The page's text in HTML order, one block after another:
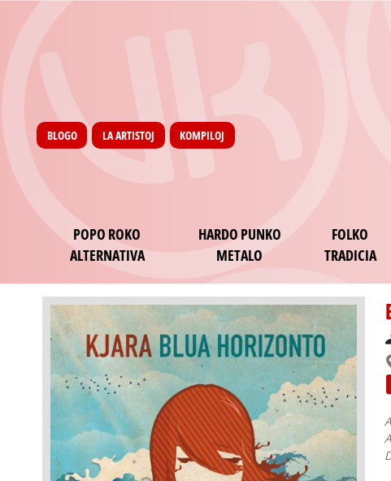
Pages
BLOGO LA ARTISTOJ KOMPILOJ
POPO ROKO
ALTERNATIVA
HARDO PUNKO
METALO
FOLKO
TRADICIA